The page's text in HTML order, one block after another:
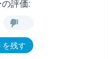
評価:
を残す